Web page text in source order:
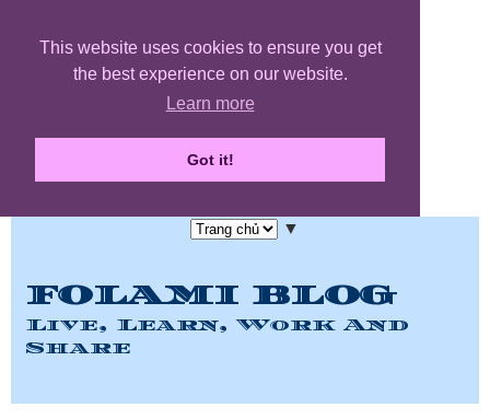
This website uses cookies to ensure you get
the best experience on our website.
Learn more
Got it!
▼
FOLAMI BLOG
Live, Learn, Work And
Share